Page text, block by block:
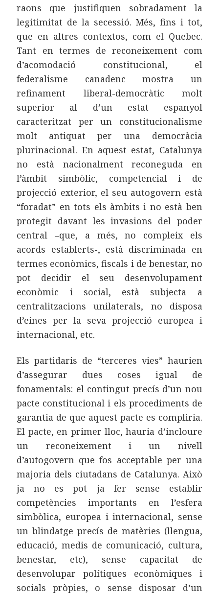
raons que justifiquen sobradament la
legitimitat de la secessió. Més, fins i tot,
que en altres contextos, com el Quebec.
Tant en termes de reconeixement com
d’acomodació constitucional, el
federalisme canadenc mostra un
refinament liberal-democràtic molt
superior al d’un estat espanyol
caracteritzat per un constitucionalisme
molt antiquat per una democràcia
plurinacional. En aquest estat, Catalunya
no està nacionalment reconeguda en
l’àmbit simbòlic, competencial i de
projecció exterior, el seu autogovern està
“foradat” en tots els àmbits i no està ben
protegit davant les invasions del poder
central –que, a més, no compleix els
acords establerts-, està discriminada en
termes econòmics, fiscals i de benestar, no
pot decidir el seu desenvolupament
econòmic i social, està subjecta a
centralitzacions unilaterals, no disposa
d’eines per la seva projecció europea i
internacional, etc.
Els partidaris de “terceres vies” haurien
d’assegurar dues coses igual de
fonamentals: el contingut precís d’un nou
pacte constitucional i els procediments de
garantia de que aquest pacte es compliria.
El pacte, en primer lloc, hauria d’incloure
un reconeixement i un nivell
d’autogovern que fos acceptable per una
majoria dels ciutadans de Catalunya. Això
ja no es pot ja fer sense establir
competències importants en l’esfera
simbòlica, europea i internacional, sense
un blindatge precís de matèries (llengua,
educació, medis de comunicació, cultura,
benestar, etc), sense capacitat de
desenvolupar polítiques econòmiques i
socials pròpies, o sense disposar d’un